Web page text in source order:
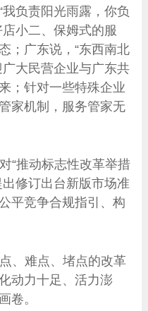
负责阳光雨露，你负
小二、保姆式的服
；广东说，“东西南北
大民营企业与广东共
；针对一些特殊企业
家机制，服务管家无
“推动标志性改革举措
修订出台新版市场准
平竞争合规指引、构
、难点、堵点的改革
动力十足、活力澎
卷。